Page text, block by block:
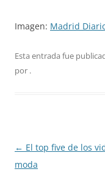
Imagen: Madrid
Esta entrada fue
por .
Navegación
de
← El top five de los
moda